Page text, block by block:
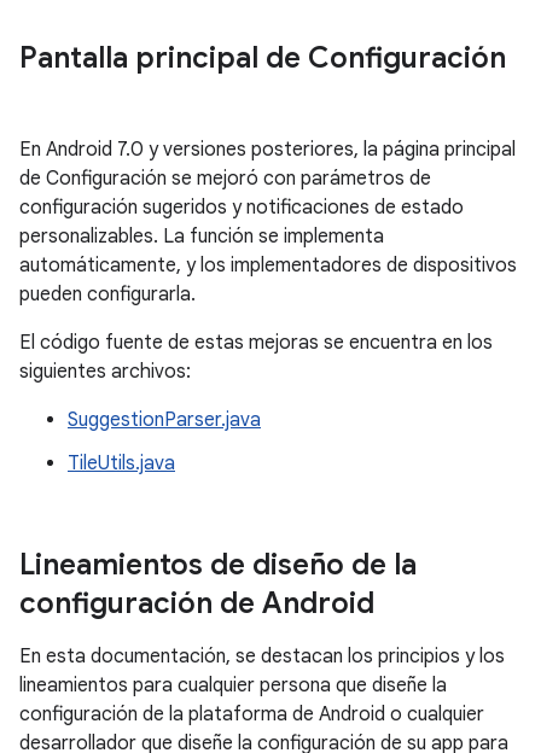
Pantalla principal de Configuración
En Android 7.0 y versiones posteriores, la página principal
de Configuración se mejoró con parámetros de
configuración sugeridos y notificaciones de estado
personalizables. La función se implementa
automáticamente, y los implementadores de dispositivos
pueden configurarla.
El código fuente de estas mejoras se encuentra en los
siguientes archivos:
SuggestionParser.java
TileUtils.java
Lineamientos de diseño de la
configuración de Android
En esta documentación, se destacan los principios y los
lineamientos para cualquier persona que diseñe la
configuración de la plataforma de Android o cualquier
desarrollador que diseñe la configuración de su app para